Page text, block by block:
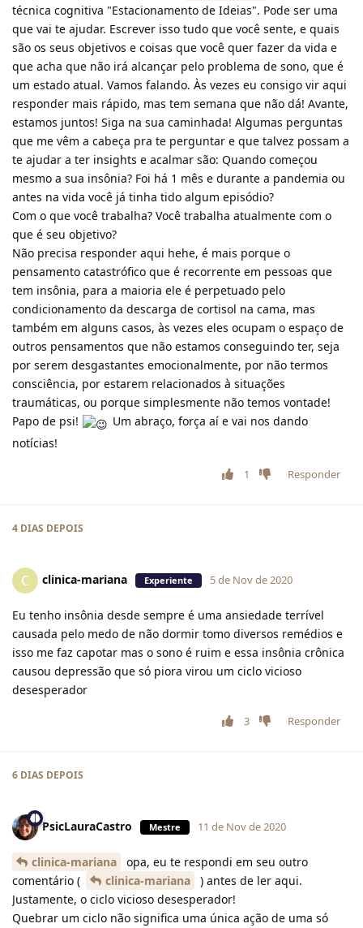
técnica cognitiva "Estacionamento de Ideias". Pode ser uma
que vai te ajudar. Escrever isso tudo que você sente, e quais
são os seus objetivos e coisas que você quer fazer da vida e
que acha que não irá alcançar pelo problema de sono, que é
um estado atual. Vamos falando. Às vezes eu consigo vir aqui
responder mais rápido, mas tem semana que não dá! Avante,
estamos juntos! Siga na sua caminhada! Algumas perguntas
que me vêm a cabeça pra te perguntar e que talvez possam a
te ajudar a ter insights e acalmar são: Quando começou
mesmo a sua insônia? Foi há 1 mês e durante a pandemia ou
antes na vida você já tinha tido algum episódio?
Com o que você trabalha? Você trabalha atualmente com o
que é seu objetivo?
Não precisa responder aqui hehe, é mais porque o
pensamento catastrófico que é recorrente em pessoas que
tem insônia, para a maioria ele é perpetuado pelo
condicionamento da descarga de cortisol na cama, mas
também em alguns casos, às vezes eles ocupam o espaço de
outros pensamentos que não estamos conseguindo ter, seja
por serem desgastantes emocionalmente, por não termos
consciência, por estarem relacionados à situações
traumáticas, ou porque simplesmente não temos vontade!
Papo de psi!
Um abraço, força aí e vai nos dando
notícias!
1 Responder
4 DIAS DEPOIS
C clinica-mariana Experiente 5 de Nov de 2020
Eu tenho insônia desde sempre é uma ansiedade terrível
causada pelo medo de não dormir tomo diversos remédios e
isso me faz capotar mas o sono é ruim e essa insônia crônica
causou depressão que só piora virou um ciclo vicioso
desesperador
3 Responder
6 DIAS DEPOIS
PsicLauraCastro Mestre 11 de Nov de 2020
clinica-mariana
opa, eu te respondi em seu outro
comentário (
clinica-mariana
) antes de ler aqui.
Justamente, o ciclo vicioso desesperador!
Quebrar um ciclo não significa uma única ação de uma só